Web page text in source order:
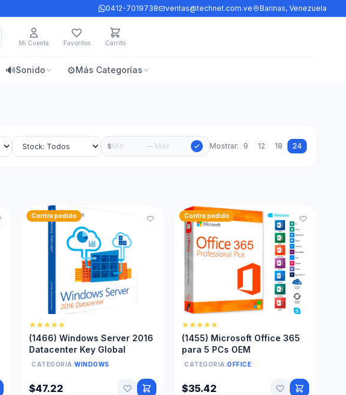
0412-7019738 ventas@technet.com.ve Barinas, Venezuela
Mi Cuenta Favoritos Carrito
🔊Sonido ⚙️Más Categorías
$ — Mostrar: 9 12 18 24
Contra pedido
(1466) Windows Server 2016
Datacenter Key Global
CATEGORIA:WINDOWS
$47.22
Contra pedido
(1455) Microsoft Office 365
para 5 PCs OEM
CATEGORIA:OFFICE
$35.42